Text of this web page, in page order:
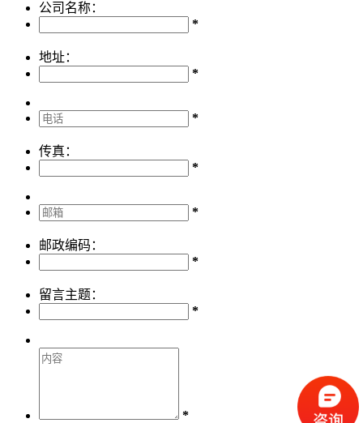
公司名称：
*
地址：
*
*
传真：
*
*
邮政编码：
*
留言主题：
*
*